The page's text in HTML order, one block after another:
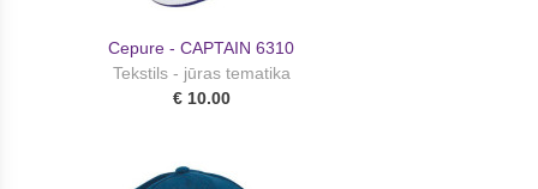
Cepure - CAPTAIN 6310
Tekstils - jūras tematika
€ 10.00